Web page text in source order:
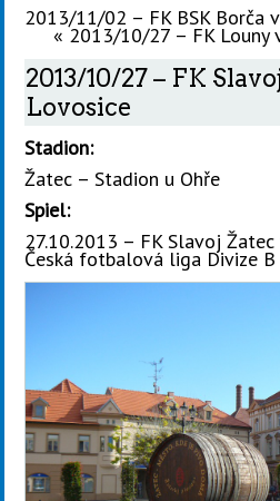
2013/11/02 – FK BSK Borča
«2013/10/27 – FK Louny
2013/10/27 – FK
Lovosice
Stadion:
Žatec – Stadion u Ohře
Spiel:
27.10.2013 – FK Slavoj
Česká fotbalová liga Divize